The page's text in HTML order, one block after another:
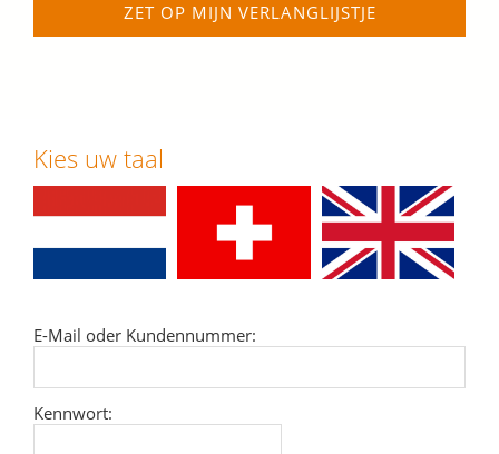
ZET OP MIJN VERLANGLIJSTJE
Kies uw taal
E-Mail oder Kundennummer:
Kennwort: